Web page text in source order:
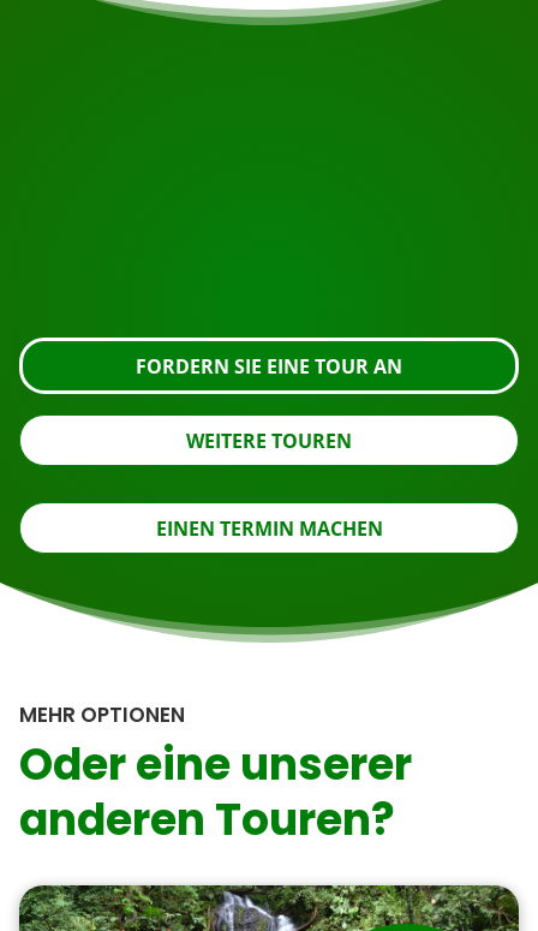
FORDERN SIE EINE TOUR AN
WEITERE TOUREN
EINEN TERMIN MACHEN
MEHR OPTIONEN
Oder eine unserer
anderen Touren?